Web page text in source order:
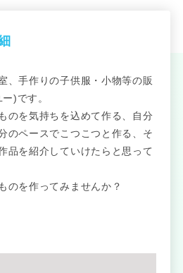
、手作りの子供服・小物等の販
)です。
のを気持ちを込めて作る、自分
のペースでこつこつと作る、そ
品を紹介していけたらと思って
のを作ってみませんか？